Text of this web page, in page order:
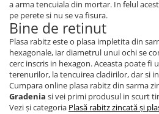
Masini de gaurit
Masini de debitat metal
Cutit termic electric
Cosuri si pubele
a arma tencuiala din mortar. In felul
pe perete si nu se va fisura.
Bine de retinut
Plasa rabitz este o plasa impletita din
hexagonale, iar diametrul unui ochi se
cerc inscris in hexagon. Aceasta poate
terenurilor, la tencuirea cladirilor, dar si
Cumpara online plasa rabitz din sarma
Gradenia si vei primi produsul in scurt
Vezi și categoria Plasă rabitz zincată și